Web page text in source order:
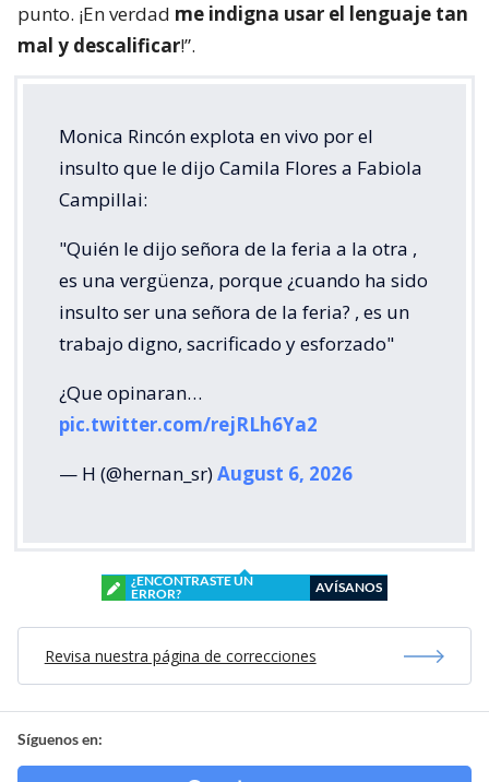
punto. ¡En verdad me indigna usar el lenguaje tan
mal y descalificar!”.
Monica Rincón explota en vivo por el
insulto que le dijo Camila Flores a Fabiola
Campillai:
"Quién le dijo señora de la feria a la otra ,
es una vergüenza, porque ¿cuando ha sido
insulto ser una señora de la feria? , es un
trabajo digno, sacrificado y esforzado"
¿Que opinaran…
pic.twitter.com/rejRLh6Ya2
— H (@hernan_sr)August 6, 2026
¿ENCONTRASTE UN
ERROR?
AVÍSANOS
Revisa nuestra página de correcciones
Síguenos en: